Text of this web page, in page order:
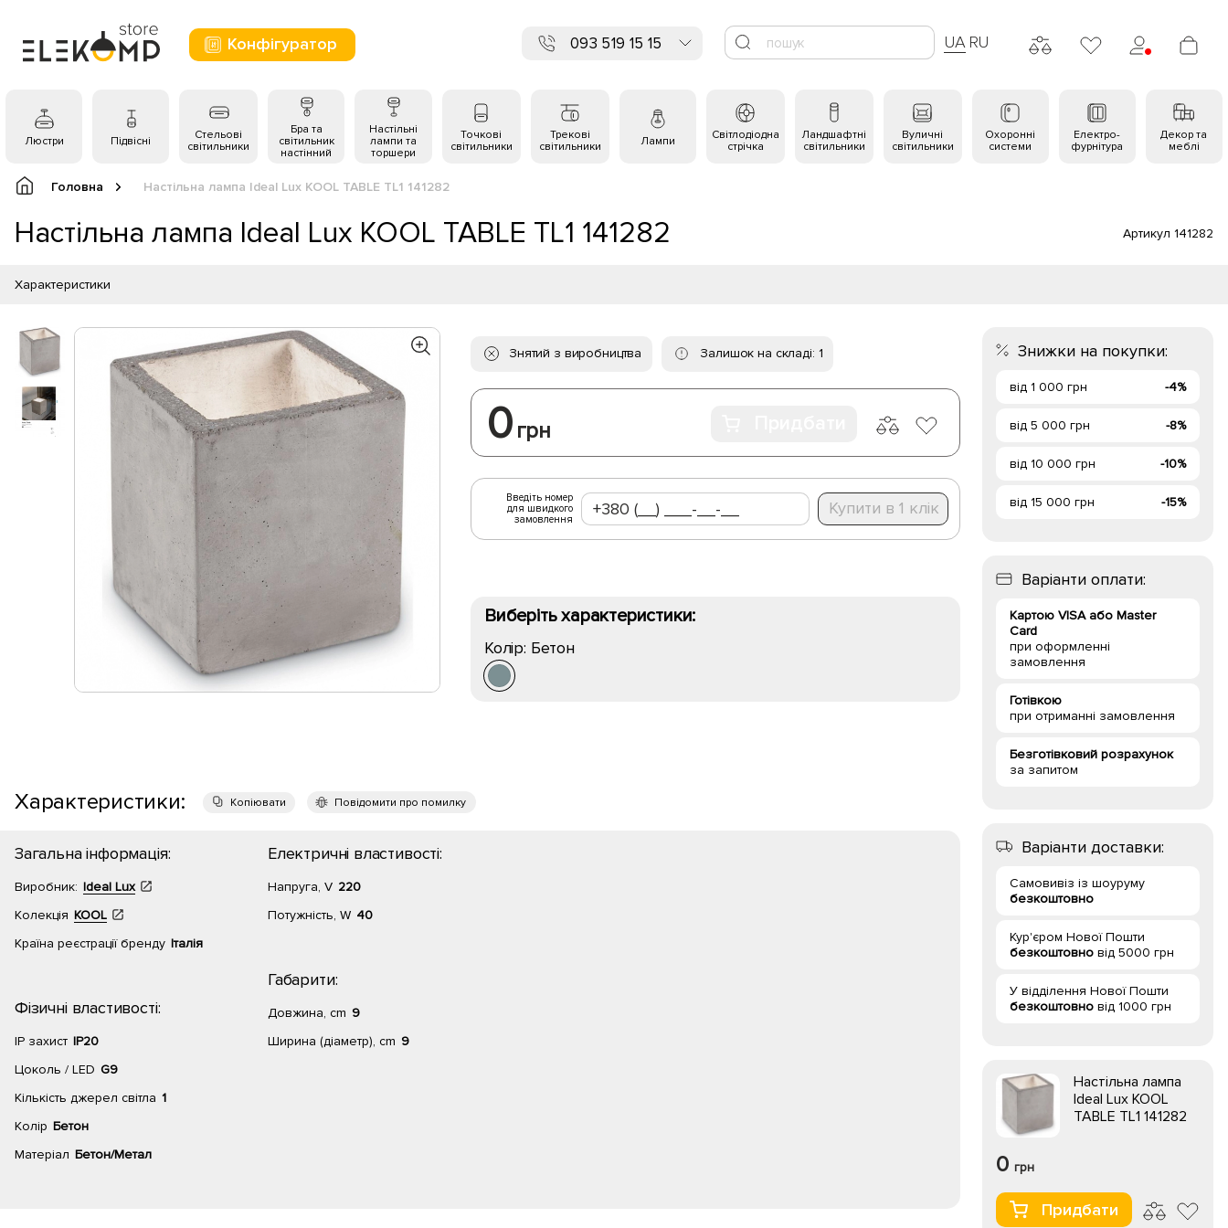
Конфігуратор 093 519 15 15 UA RU
Люстри Підвісні
Стельові
світильники
Бра та
світильник
настінний
Настільні
лампи та
торшери
Точкові
світильники
Трекові
світильники
Лампи
Світлодіодна
стрічка
Ландшафтні
світильники
Вуличні
світильники
Охоронні
системи
Електро-
фурнітура
Декор та
меблі
Головна Настільна лампа Ideal Lux KOOL TABLE TL1 141282
Настільна лампа Ideal Lux KOOL TABLE TL1 141282 Артикул 141282
Характеристики
Знятий з виробництва Залишок на складі: 1
0 грн
Введіть номер
для швидкого
замовлення
Купити в 1 клік
Виберіть характеристики:
Колір: Бетон
Характеристики: Копіювати Повідомити про помилку
Загальна інформація:
Виробник: Ideal Lux
Колекція KOOL
Країна реєстрації бренду Італія
Фізичні властивості:
IP захист IP20
Цоколь / LED G9
Кількість джерел світла 1
Колір Бетон
Матеріал Бетон/Метал
Електричні властивості:
Напруга, V 220
Потужність, W 40
Габарити:
Довжина, cm 9
Ширина (діаметр), cm 9
Знижки на покупки:
від 1 000 грн -4%
від 5 000 грн -8%
від 10 000 грн -10%
від 15 000 грн -15%
Варіанти оплати:
Картою VISA або Master
Card
при оформленні
замовлення
Готівкою
при отриманні замовлення
Безготівковий розрахунок
за запитом
Варіанти доставки:
Самовивіз із шоуруму
безкоштовно
Кур'єром Нової Пошти
безкоштовно від 5000 грн
У відділення Нової Пошти
безкоштовно від 1000 грн
Настільна лампа
Ideal Lux KOOL
TABLE TL1 141282
0 грн
Придбати